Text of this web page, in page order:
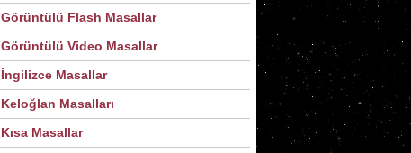
Görüntülü Flash Masallar
Görüntülü Video Masallar
İngilizce Masallar
Keloğlan Masalları
Kısa Masallar